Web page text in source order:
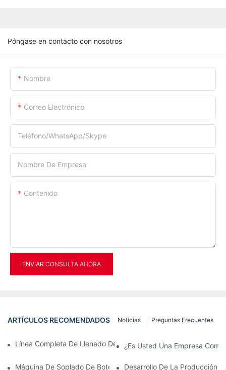
Póngase en contacto con nosotros
Nombre
Correo Electrónico
Teléfono/WhatsApp/Skype
Nombre De Empresa
Contenido
ENVIAR CONSULTA AHORA
ARTÍCULOS RECOMENDADOS Preguntas Frecuentes
Noticias
Línea Completa De Llenado De Botellas De Agua A 12.000 Bph
¿Es Usted Una Empresa
Máquina De Soplado De Botellas: Todo Lo Que Necesitas Saber
Desarrollo De La Producción